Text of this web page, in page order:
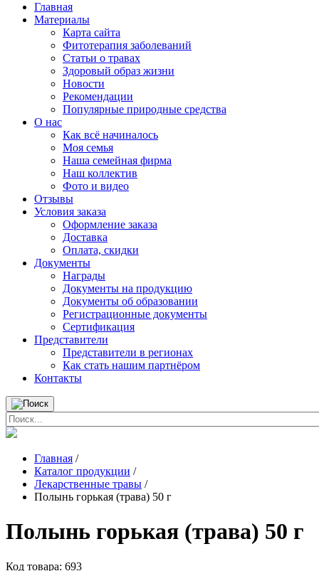
Главная
Материалы
Карта сайта
Фитотерапия заболеваний
Статьи о травах
Здоровый образ жизни
Новости
Рекомендации
Популярные природные средства
О нас
Как всё начиналось
Моя семья
Наша семейная фирма
Наш коллектив
Фото и видео
Отзывы
Условия заказа
Оформление заказа
Доставка
Оплата, скидки
Документы
Награды
Документы на продукцию
Документы об образовании
Регистрационные документы
Сертификация
Представители
Представители в регионах
Как стать нашим партнёром
Контакты
Главная /
Каталог продукции /
Лекарственные травы /
Полынь горькая (трава) 50 г
Полынь горькая (трава) 50 г
Код товара: 693